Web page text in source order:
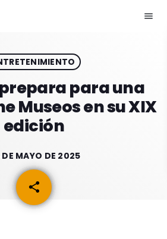
menu
prepara para una
Museos en su XIX
edición
DE MAYO DE 2025
share
email